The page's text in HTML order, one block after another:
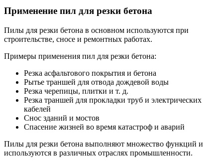
Применение пил для резки бетона
Пилы для резки бетона в основном используются при
строительстве, сносе и ремонтных работах.
Примеры применения пил для резки бетона:
Резка асфальтового покрытия и бетона
Рытье траншей для отвода дождевой воды
Резка черепицы, плитки и т. д.
Резка траншей для прокладки труб и электрических
кабелей
Снос зданий и мостов
Спасение жизней во время катастроф и аварий
Пилы для резки бетона выполняют множество функций и
используются в различных отраслях промышленности.